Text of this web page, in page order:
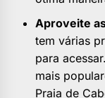
Aproveite
tem várias
para
mais
Praia de